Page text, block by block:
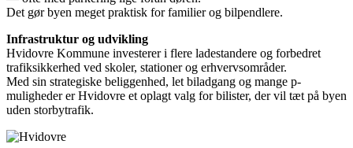
Det gør byen meget praktisk for familier og bilpendlere.
Infrastruktur og udvikling
Hvidovre Kommune investerer i flere ladestandere og forbedret
trafiksikkerhed ved skoler, stationer og erhvervsområder.
Med sin strategiske beliggenhed, let biladgang og mange p-
muligheder er Hvidovre et oplagt valg for bilister, der vil tæt på byen
uden storbytrafik.